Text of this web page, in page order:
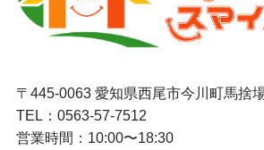
〒445-0063 愛知県西尾市今川町馬捨
TEL： 0563-57-7512
営業時間：10:00〜18:30